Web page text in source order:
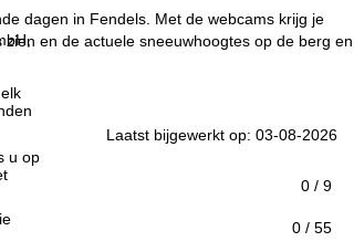
u op
dagen in Fendels. Met de webcams krijg je
en de actuele sneeuwhoogtes op de berg en
Laatst bijgewerkt op: 03-08-2026
0 / 9
0 / 55